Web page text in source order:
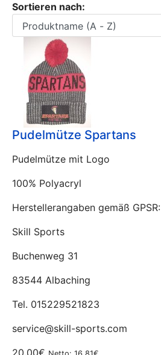
Sortieren nach:
Pudelmütze Spartans
Pudelmütze mit Logo
100% Polyacryl
Herstellerangaben gemäß GPSR:
Skill Sports
Buchenweg 31
83544 Albaching
Tel. 015229521823
service@skill-sports.com
20.00€